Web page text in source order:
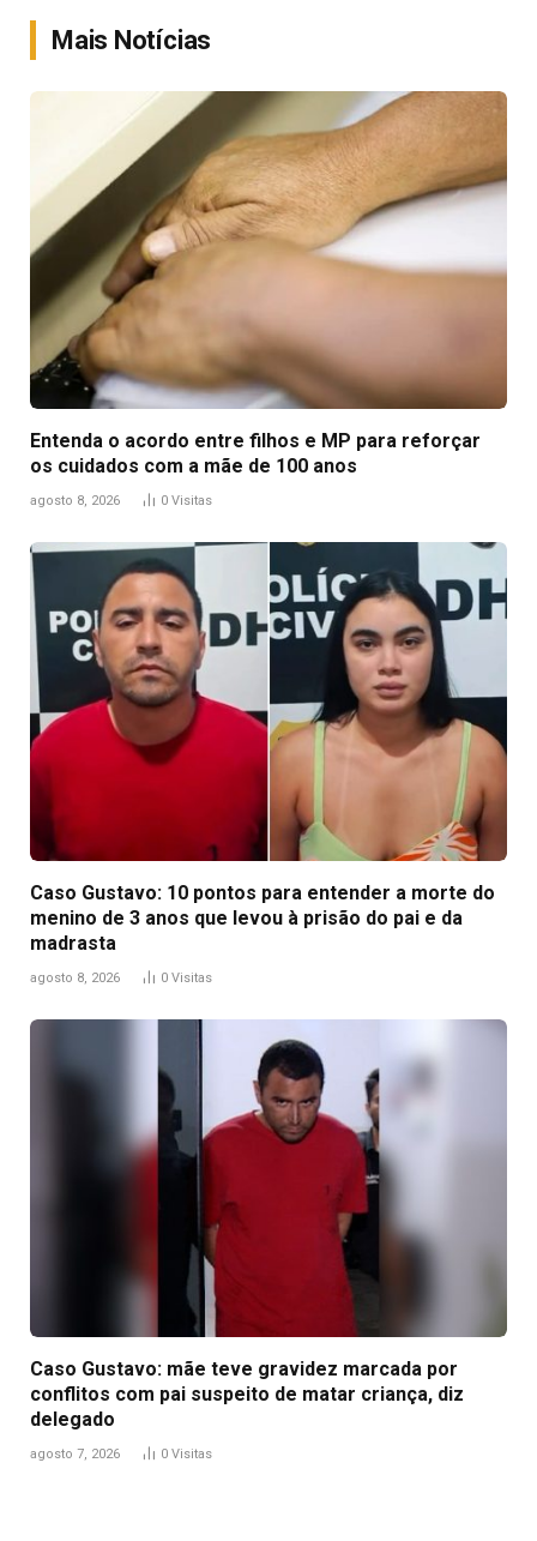
Mais Notícias
Entenda o acordo entre filhos e MP para reforçar
os cuidados com a mãe de 100 anos
agosto 8, 2026 0 Visitas
Caso Gustavo: 10 pontos para entender a morte do
menino de 3 anos que levou à prisão do pai e da
madrasta
agosto 8, 2026 0 Visitas
Caso Gustavo: mãe teve gravidez marcada por
conflitos com pai suspeito de matar criança, diz
delegado
agosto 7, 2026 0 Visitas